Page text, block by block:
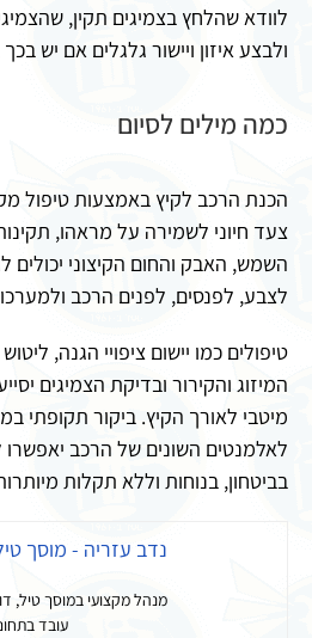
לוודא שהלחץ בצמיגים תקין,
ולבצע איזון ויישור גלגלים אם יש
כמה מילים לסיום
הכנת הרכב לקיץ באמצעות טיפול
צעד חיוני לשמירה על מראהו,
השמש, האבק והחום הקיצוני יכולים
לצבע, לפנסים, לפנים הרכב
טיפולים כמו יישום ציפויי הגנה,
המיזוג והקירור ובדיקת הצמיגים
מיטבי לאורך הקיץ. ביקור תקופתי
לאלמנטים השונים של הרכב יאפשרו
בביטחון, בנוחות וללא תקלות
נדב עזריה - מוסך
מנהל מקצועי במוסך טיל,
עובד בתחום